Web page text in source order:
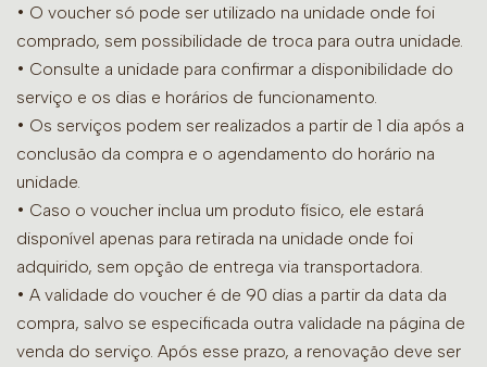
• O voucher só pode ser utilizado na unidade onde foi
comprado, sem possibilidade de troca para outra unidade.
• Consulte a unidade para confirmar a disponibilidade do
serviço e os dias e horários de funcionamento.
• Os serviços podem ser realizados a partir de 1 dia após a
conclusão da compra e o agendamento do horário na
unidade.
• Caso o voucher inclua um produto físico, ele estará
disponível apenas para retirada na unidade onde foi
adquirido, sem opção de entrega via transportadora.
• A validade do voucher é de 90 dias a partir da data da
compra, salvo se especificada outra validade na página de
venda do serviço. Após esse prazo, a renovação deve ser